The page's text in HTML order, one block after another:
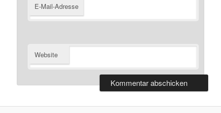
E-Mail-Adresse
Website